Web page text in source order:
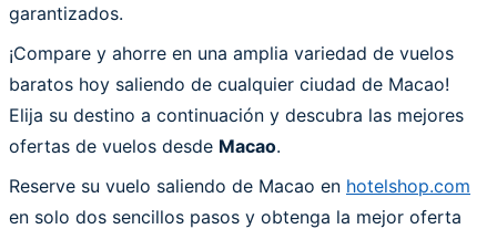
garantizados.
¡Compare y ahorre en una amplia variedad de vuelos
baratos hoy saliendo de cualquier ciudad de Macao!
Elija su destino a continuación y descubra las mejores
ofertas de vuelos desde Macao.
Reserve su vuelo saliendo de Macao en hotelshop.com
en solo dos sencillos pasos y obtenga la mejor oferta